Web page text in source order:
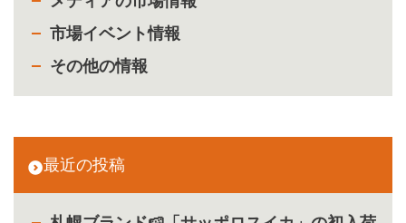
市場イベント情報
その他の情報
最近の投稿